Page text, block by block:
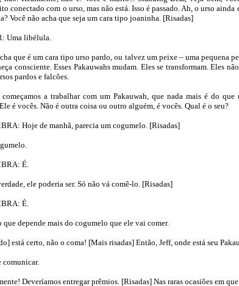
conectado com o urso, mas não está. Isso é passado. Ah, o urso ainda
Você não acha que seja um cara tipo joaninha. [Risadas]
Uma libélula.
que é um cara tipo urso pardo, ou talvez um peixe – uma pequena
consciente. Esses Pakauwahs mudam. Eles se transformam. Eles
pardos e falcões.
começamos a trabalhar com um Pakauwah, que nada mais é do
é vocês. Não é outra coisa ou outro alguém, é vocês. Qual é o seu?
Hoje de manhã, parecia um cogumelo. [Risadas]
É.
ele poderia ser. Só não vá comê-lo. [Risadas]
É.
depende mais do cogumelo que ele vai comer.
está certo, não o coma! [Mais risadas] Então, Jeff, onde está seu
comunicar.
Deveríamos entregar prêmios. [Risadas] Nas raras ocasiões em